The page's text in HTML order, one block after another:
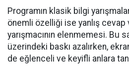
Programın klasik bilgi
önemli özelliği ise yanlış cevap
yarışmacının elenmemesi. Bu
üzerindeki baskı azalırken,
de eğlenceli ve keyifli anlara